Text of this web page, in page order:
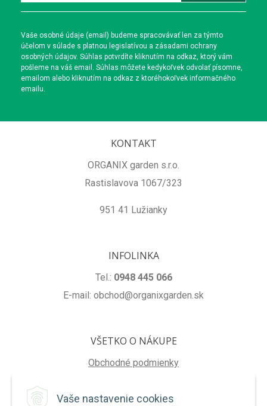
Vaše nastavenie cookies
Vaše osobné údaje (email) budeme spracovávať len za týmto
účelom v súlade s platnou legislatívou a zásadami ochrany
osobných údajov. Súhlas potvrdíte kliknutím na odkaz, ktorý vám
pošleme na váš email. Súhlas môžete kedykoľvek odvolať písomne,
emailom alebo kliknutím na odkaz z ktoréhokoľvek informačného
emailu.
KONTAKT
ORGANIX garden s.r.o.
Rastislavova 1067/323
951 41 Lužianky
INFOLINKA
Tel.: 0948 445 066
E-mail: obchod@organixgarden.sk
VŠETKO O NÁKUPE
Obchodné podmienky
Reklamačné podmienky